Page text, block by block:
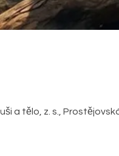
a tělo, z. s.,